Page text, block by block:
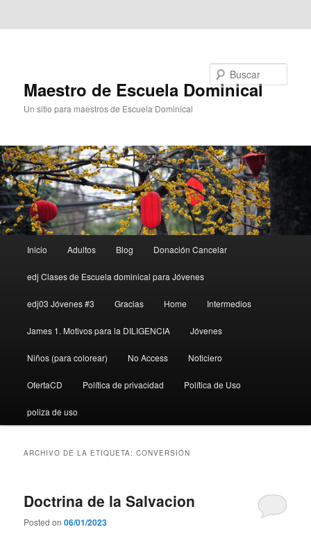
Maestro de Escuela Dominical
Un sitio para maestros de Escuela Dominical
principal
Inicio Adultos Blog Donación Cancelar
edj Clases de Escuela dominical para Jóvenes
edj03 Jóvenes #3 Gracias Home Intermedios
James 1. Motivos para la DILIGENCIA Jóvenes
Niños (para colorear) No Access Noticiero
OfertaCD Política de privacidad Política de Uso
poliza de uso
ARCHIVO DE LA ETIQUETA:CONVERSIÓN
Doctrina de la Salvacion
Posted on06/01/2023